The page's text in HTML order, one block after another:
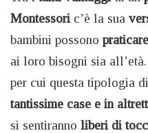
Montessori c’è la sua
bambini possono
ai loro bisogni sia
per cui questa tipologia
tantissime case e in
si sentiranno liberi di